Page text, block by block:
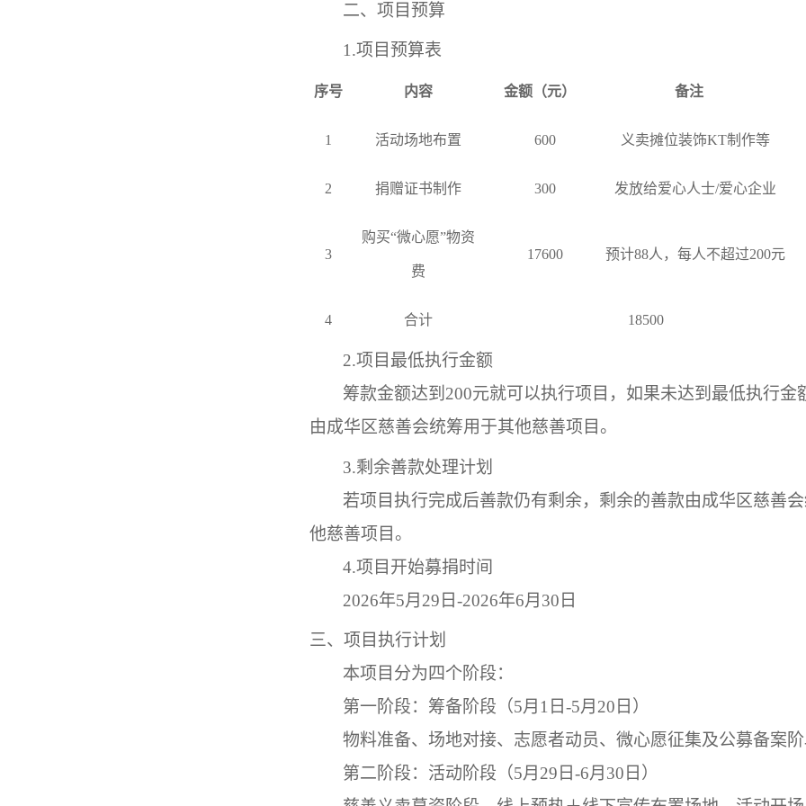
二、项目预算
1.项目预算表
序号 内容 金额（元） 备注
1 活动场地布置 600 义卖摊位装饰KT制作等
2 捐赠证书制作 300 发放给爱心人士/爱心企业
3
购买“微心愿”物资
费
17600 预计88人，每人不超过200元
4 合计 18500
2.项目最低执行金额
筹款金额达到200元就可以执行项目， 如果未达到最低执行金
由成华区慈善会统筹用于其他慈善项目。
3.剩余善款处理计划
若项目执行完成后善款仍有剩余，剩余的善款由成华区慈善
他慈善项目。
4.项目开始募捐时间
2026年5月 29 日-2026年6月 30 日
三、项目执行计划
本项目分为 四个阶段：
第一阶段：筹备阶段（5月 1 日-5月20 日）
物料准备、场地对接、志愿者动员、微心愿征集及公募备案阶
第二阶段：活动阶段（5月29 日-6月 30 日）